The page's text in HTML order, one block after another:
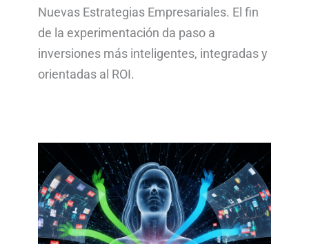
Nuevas Estrategias Empresariales. El fin
de la experimentación da paso a
inversiones más inteligentes, integradas y
orientadas al ROI.